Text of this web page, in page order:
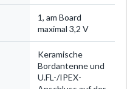
1, am Board
maximal 3,2 V
Keramische
Bordantenne und
U.FL-/IPEX-